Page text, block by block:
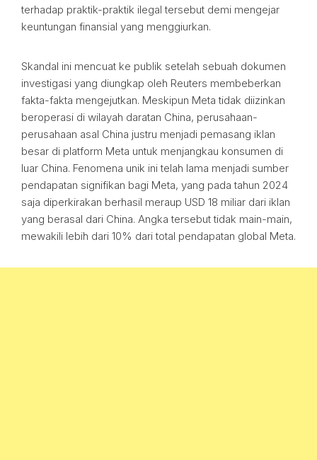
terhadap praktik-praktik ilegal tersebut demi mengejar
keuntungan finansial yang menggiurkan.
Skandal ini mencuat ke publik setelah sebuah dokumen
investigasi yang diungkap oleh Reuters membeberkan
fakta-fakta mengejutkan. Meskipun Meta tidak diizinkan
beroperasi di wilayah daratan China, perusahaan-
perusahaan asal China justru menjadi pemasang iklan
besar di platform Meta untuk menjangkau konsumen di
luar China. Fenomena unik ini telah lama menjadi sumber
pendapatan signifikan bagi Meta, yang pada tahun 2024
saja diperkirakan berhasil meraup USD 18 miliar dari iklan
yang berasal dari China. Angka tersebut tidak main-main,
mewakili lebih dari 10% dari total pendapatan global Meta.